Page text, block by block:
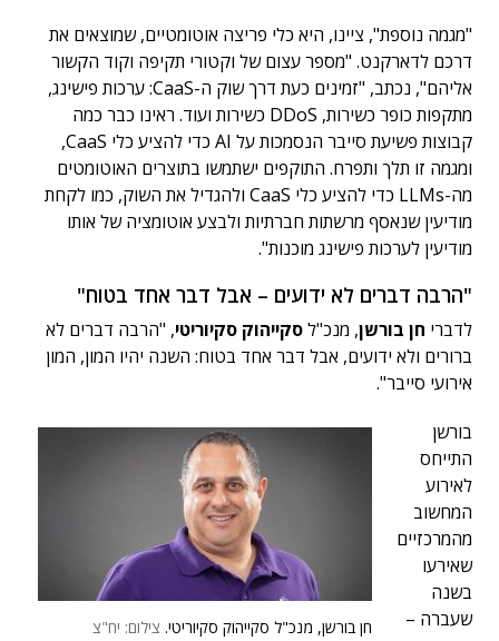
"מגמה נוספת", ציינו, היא כלי פריצה אוטומטיים, שמוצאים את
דרכם לדארקנט. "מספר עצום של וקטורי תקיפה וקוד הקשור
אליהם", נכתב, "זמינים כעת דרך שוק ה-CaaS: ערכות פישינג,
מתקפות כופר כשירות, DDoS כשירות ועוד. ראינו כבר כמה
קבוצות פשיעת סייבר הנסמכות על AI כדי להציע כלי CaaS,
ומגמה זו תלך ותפרח. התוקפים ישתמשו בתוצרים האוטומטים
מה-LLMs כדי להציע כלי CaaS ולהגדיל את השוק, כמו לקחת
מודיעין שנאסף מרשתות חברתיות ולבצע אוטומציה של אותו
מודיעין לערכות פישינג מוכנות".
"הרבה דברים לא ידועים – אבל דבר אחד בטוח"
לדברי חן בורשן, מנכ"לסקייהוק סקיוריטי, "הרבה דברים לא
ברורים ולא ידועים, אבל דבר אחד בטוח: השנה יהיו המון, המון
אירועי סייבר".
חן בורשן, מנכ"ל סקייהוק סקיוריטי. צילום: יח"צ
בורשן
התייחס
לאירוע
המחשוב
מהמרכזיים
שאירעו
בשנה
שעברה –